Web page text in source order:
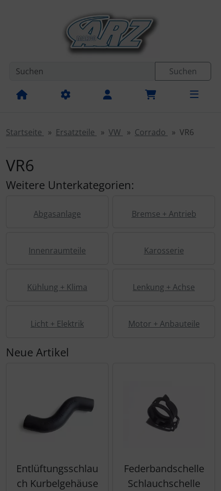
Suchen
Startseite Ersatzteile VW Corrado VR6
VR6
Weitere Unterkategorien:
Abgasanlage Bremse + Antrieb
Innenraumteile Karosserie
Kühlung + Klima Lenkung + Achse
Licht + Elektrik Motor + Anbauteile
Neue Artikel
Entlüftungsschlau
ch Kurbelgehäuse
Federbandschelle
Schlauchschelle